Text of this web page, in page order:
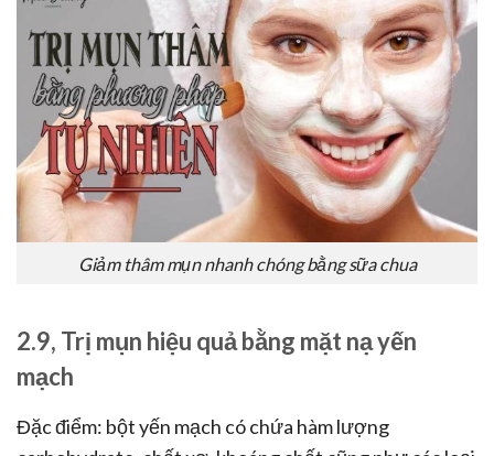
Giảm thâm mụn nhanh chóng bằng sữa chua
2.9, Trị mụn hiệu quả bằng mặt nạ yến
mạch
Đặc điểm: bột yến mạch có chứa hàm lượng